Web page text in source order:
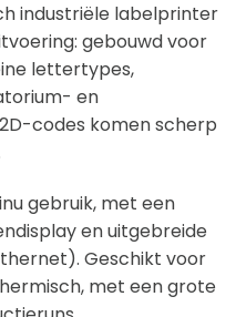
industriële labelprinter
gebouwd voor
lettertypes,
en
codes komen scherp
gebruik, met een
en uitgebreide
Geschikt voor
met een grote